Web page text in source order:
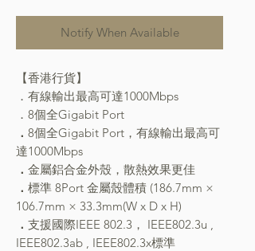
Notify When Available
【香港行貨】
．有線輸出最高可達1000Mbps
．8個全Gigabit Port
． 8個全Gigabit Port，有線輸出最高可
達1000Mbps
． 金屬鋁合金外殼，散熱效果更佳
． 標準 8Port 金屬殼體積 (186.7mm ×
106.7mm × 33.3mm(W x D x H)
． 支援國際IEEE 802.3， IEEE802.3u ,
IEEE802.3ab , IEEE802.3x標準